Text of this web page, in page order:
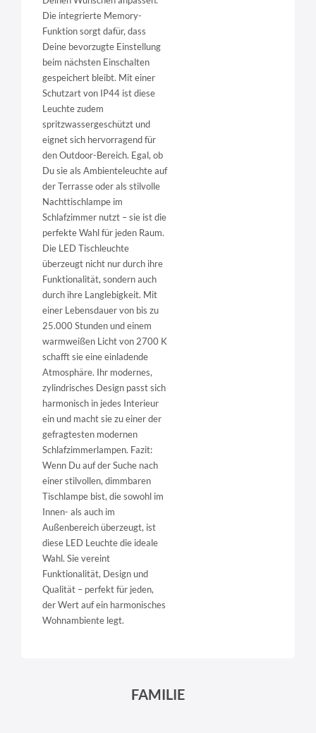
Die integrierte Memory-
Funktion sorgt dafür, dass
Deine bevorzugte Einstellung
beim nächsten Einschalten
gespeichert bleibt. Mit einer
Schutzart von IP44 ist diese
Leuchte zudem
spritzwassergeschützt und
eignet sich hervorragend für
den Outdoor-Bereich. Egal, ob
Du sie als Ambienteleuchte auf
der Terrasse oder als stilvolle
Nachttischlampe im
Schlafzimmer nutzt – sie ist die
perfekte Wahl für jeden Raum.
Die LED Tischleuchte
überzeugt nicht nur durch ihre
Funktionalität, sondern auch
durch ihre Langlebigkeit. Mit
einer Lebensdauer von bis zu
25.000 Stunden und einem
warmweißen Licht von 2700 K
schafft sie eine einladende
Atmosphäre. Ihr modernes,
zylindrisches Design passt sich
harmonisch in jedes Interieur
ein und macht sie zu einer der
gefragtesten modernen
Schlafzimmerlampen. Fazit:
Wenn Du auf der Suche nach
einer stilvollen, dimmbaren
Tischlampe bist, die sowohl im
Innen- als auch im
Außenbereich überzeugt, ist
diese LED Leuchte die ideale
Wahl. Sie vereint
Funktionalität, Design und
Qualität – perfekt für jeden,
der Wert auf ein harmonisches
Wohnambiente legt.
FAMILIE